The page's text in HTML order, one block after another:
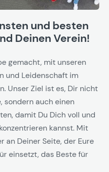
und besten
Deinen Verein!
gemacht, mit unseren
und Leidenschaft im
Unser Ziel ist es, Dir nicht
sondern auch einen
damit Du Dich voll und
kannst. Mit
an Deiner Seite, der Eure
einsetzt, das Beste für